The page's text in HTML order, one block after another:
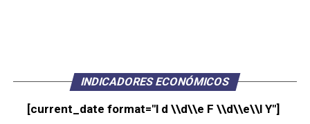
INDICADORES ECONÓMICOS
[current_date format="l d \\d\\e F \\d\\e\\l Y"]